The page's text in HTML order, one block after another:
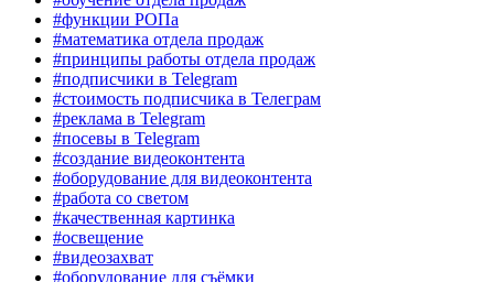
#функции РОПа
#математика отдела продаж
#принципы работы отдела продаж
#подписчики в Telegram
#стоимость подписчика в Телеграм
#реклама в Telegram
#посевы в Telegram
#создание видеоконтента
#оборудование для видеоконтента
#работа со светом
#качественная картинка
#освещение
#видеозахват
#оборудование для съёмки